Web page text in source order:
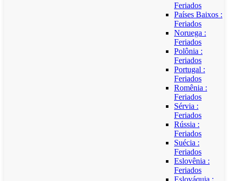
Feriados
Países Baixos :
Feriados
Noruega :
Feriados
Polônia :
Feriados
Portugal :
Feriados
Romênia :
Feriados
Sérvia :
Feriados
Rússia :
Feriados
Suécia :
Feriados
Eslovênia :
Feriados
Eslováquia :